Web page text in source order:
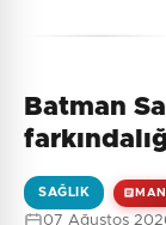
Batman
SAĞLIK
07 Ağustos